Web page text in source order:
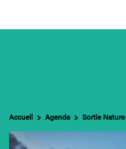
& visites
Accueil Agenda Sortie Nature